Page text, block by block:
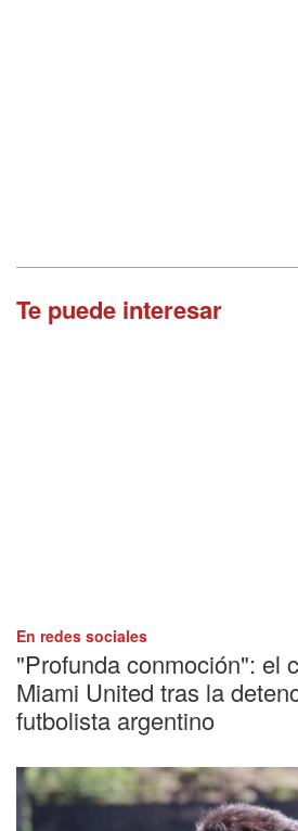
Te puede interesar
En redes sociales
"Profunda conmoción": el
Miami United tras la
futbolista argentino